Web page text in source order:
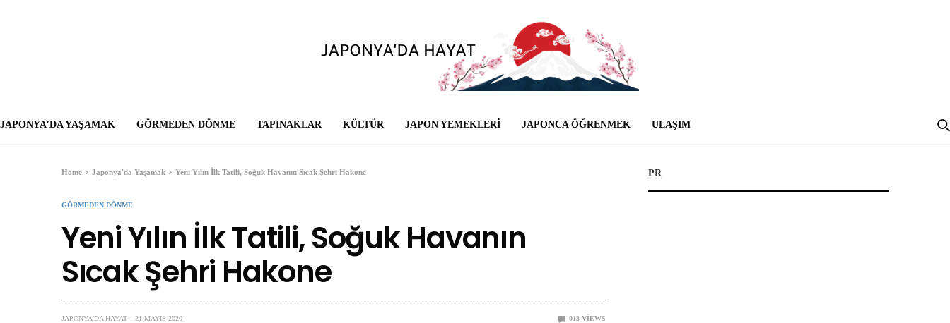
JAPONYA’DA YAŞAMAK GÖRMEDEN DÖNME TAPINAKLAR KÜLTÜR JAPON YEMEKLERI JAPONCA ÖĞRENMEK ULAŞIM
Home Japonya'da Yaşamak Yeni Yılın İlk Tatili, Soğuk Havanın Sıcak Şehri Hakone
GÖRMEDEN DÖNME
Yeni Yılın İlk Tatili, Soğuk Havanın
Sıcak Şehri Hakone
JAPONYA'DA HAYAT 21 MAYIS 2020 013 VIEWS
PR